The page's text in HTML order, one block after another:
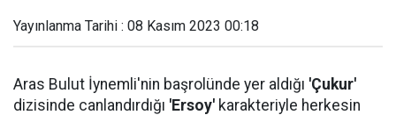
Yayınlanma Tarihi : 08 Kasım 2023 00:18
Aras Bulut İynemli'nin başrolünde yer aldığı 'Çukur'
dizisinde canlandırdığı 'Ersoy' karakteriyle herkesin